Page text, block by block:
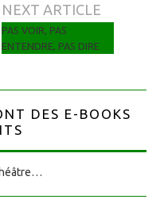
NEXT ARTICLE
PAS VOIR, PAS
ENTENDRE, PAS DIRE
DES E-BOOKS